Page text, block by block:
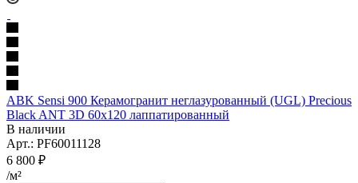
ABK Sensi 900 Керамогранит неглазурованный (UGL) Precious
Black ANT 3D 60x120 лаппатированный
В наличии
Арт.: PF60011128
6 800 ₽
/м²